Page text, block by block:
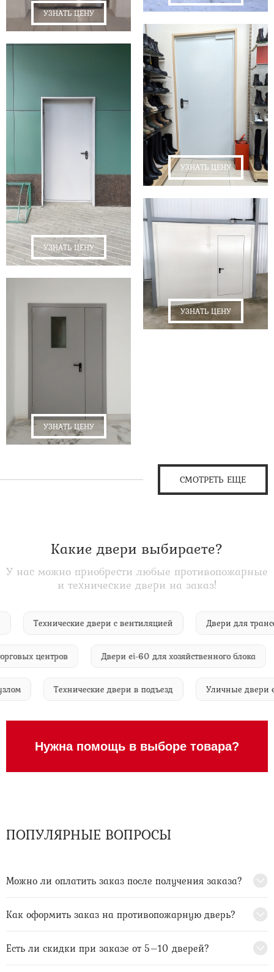
УЗНАТЬ ЦЕНУ
УЗНАТЬ ЦЕНУ
УЗНАТЬ ЦЕНУ
УЗНАТЬ ЦЕНУ
УЗНАТЬ ЦЕНУ
СМОТРЕТЬ ЕЩЕ
Какие двери выбираете?
У нас можно приобрести любые противопожарные
и технические двери на заказ!
Технические двери с вентиляцией Двери для
центров Двери ei-60 для хозяйственного блока
узлом Технические двери в подъезд Уличные
Нужна помощь в выборе товара?
ПОПУЛЯРНЫЕ ВОПРОСЫ
Можно ли оплатить заказ после получения заказа?
Как оформить заказ на противопожарную дверь?
Есть ли скидки при заказе от 5–10 дверей?